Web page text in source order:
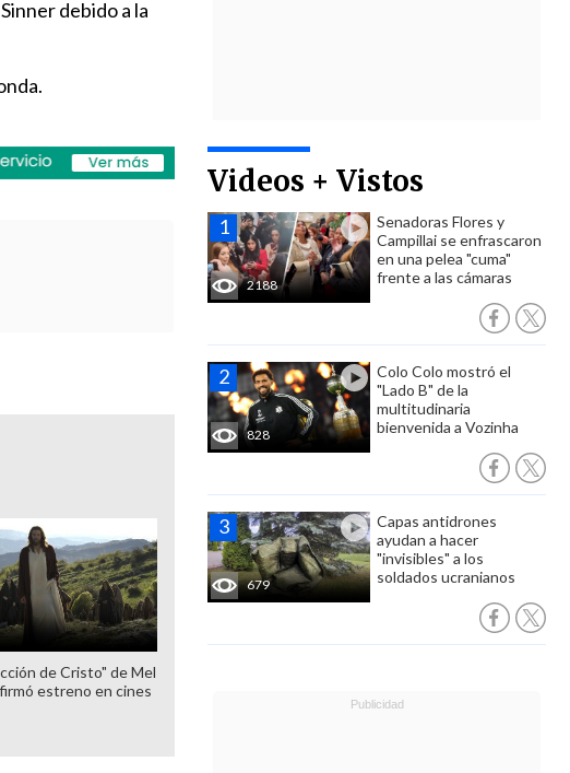
Videos + Vistos
2188
Senadoras Flores y
Campillai se enfrascaron
en una pelea "cuma"
frente a las cámaras
828
Colo Colo mostró el
"Lado B" de la
multitudinaria
bienvenida a Vozinha
679
Capas antidrones
ayudan a hacer
"invisibles" a los
soldados ucranianos
debido a la
de Cristo" de Mel
estreno en cines